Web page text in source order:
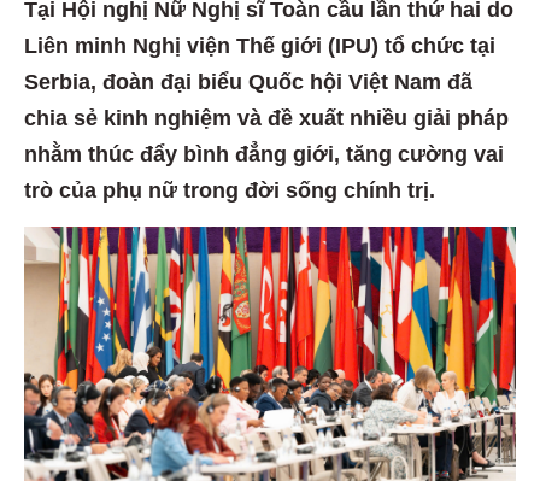
Tại Hội nghị Nữ Nghị sĩ Toàn cầu lần thứ hai do
Liên minh Nghị viện Thế giới (IPU) tổ chức tại
Serbia, đoàn đại biểu Quốc hội Việt Nam đã
chia sẻ kinh nghiệm và đề xuất nhiều giải pháp
nhằm thúc đẩy bình đẳng giới, tăng cường vai
trò của phụ nữ trong đời sống chính trị.